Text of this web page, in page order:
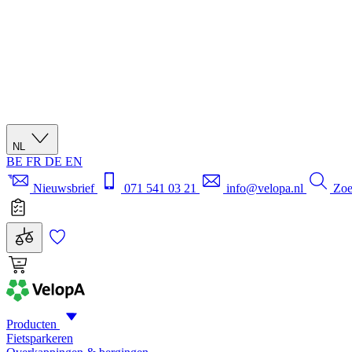
NL
BE FR DE EN
Nieuwsbrief
071 541 03 21 info@velopa.nl
Producten
Fietsparkeren